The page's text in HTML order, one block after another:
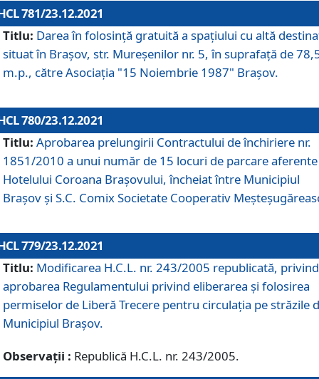
781/23.12.2021
Titlu: Darea în folosinţă gratuită a spaţiului cu altă
situat în Braşov, str. Mureşenilor nr. 5, în suprafaţă de
m.p., către Asociaţia "15 Noiembrie 1987" Braşov.
780/23.12.2021
Titlu: Aprobarea prelungirii Contractului de închiriere nr.
1851/2010 a unui număr de 15 locuri de parcare aferente
Hotelului Coroana Brașovului, încheiat între Municipiul
Braşov şi S.C. Comix Societate Cooperativ
779/23.12.2021
Titlu: Modificarea H.C.L. nr. 243/2005 republicată, privind
aprobarea Regulamentului privind eliberarea şi folosirea
permiselor de Liberă Trecere pentru circulația pe străzile
Municipiul Braşov.
Observații : Republică H.C.L. nr. 243/2005.